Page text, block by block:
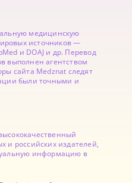
медицинскую
источников —
и DOAJ и др. Перевод
выполнен агентством
сайта Medznat следят
были точными и
и российских издателей,
информацию в